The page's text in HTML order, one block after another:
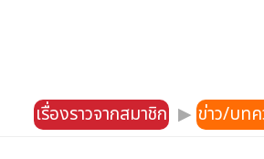
เรื่องราวจากสมาชิก ▶ ข่าว/บท